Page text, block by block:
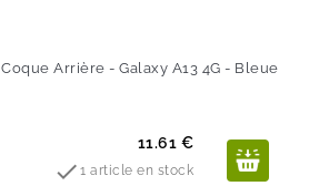
Coque Arrière - Galaxy A13 4G - Bleue
Prix
11.61 €
1 article en stock